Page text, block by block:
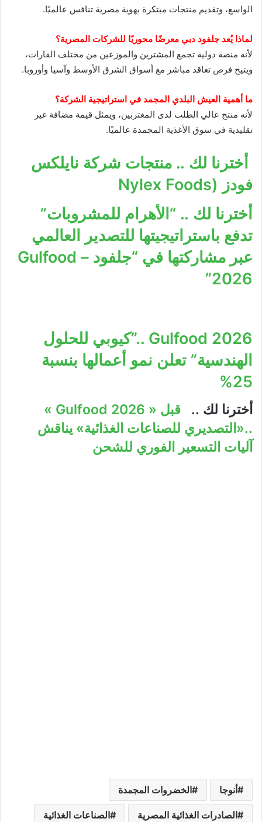
الواسع، وتقديم منتجات مبتكرة بهوية مصرية تنافس عالميًا.
لماذا يُعد جلفود دبي معرضًا محوريًا للشركات المصرية؟
لأنه منصة دولية تجمع المشترين والموزعين من مختلف القارات،
ويتيح فرص تعاقد مباشر مع أسواق الشرق الأوسط وآسيا وأوروبا.
ما أهمية العيش البلدي المجمد في استراتيجية الشركة؟
لأنه منتج عالي الطلب لدى المغتربين، ويمثل قيمة مضافة غير
تقليدية في سوق الأغذية المجمدة عالميًا.
أخترنا لك .. منتجات شركة نايلكس
فودز (Nylex Foods
أخترنا لك .. “الأهرام للمشروبات”
تدفع باستراتيجيتها للتصدير العالمي
عبر مشاركتها في “جلفود – Gulfood
2026”
2026 Gulfood ..”كيوبي للحلول
الهندسية” تعلن نمو أعمالها بنسبة
25%
أخترنا لك ..
قبل « 2026 Gulfood »
..«التصديري للصناعات الغذائية» يناقش
آليات التسعير الفوري للشحن
أنوجا الخضروات المجمدة
الصادرات الغذائية المصرية الصناعات الغذائية